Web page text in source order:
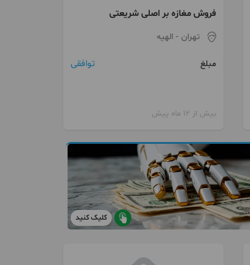
فروش مغازه بر اصلی شریعتی
تهران - الهیه
مبلغ توافقی
بیش از 12 ماه پیش
کلیک کنید